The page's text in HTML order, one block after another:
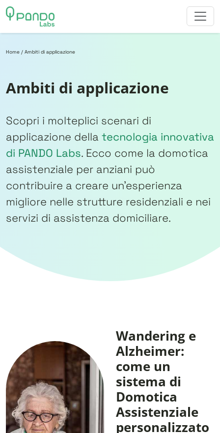
Vai al contenuto
Home / Ambiti di applicazione
Ambiti di applicazione
Scopri i molteplici scenari di
applicazione della tecnologia innovativa
di PANDO Labs. Ecco come la domotica
assistenziale per anziani può
contribuire a creare un’esperienza
migliore nelle strutture residenziali e nei
servizi di assistenza domiciliare.
Wandering e
Alzheimer:
come un
sistema di
Domotica
Assistenziale
personalizzato